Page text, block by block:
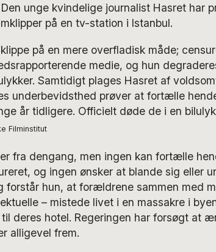
Den unge kvindelige journalist Hasret har
på en tv-station i Istanbul.
på en mere overfladisk måde;
medie, og hun
Samtidigt plages Hasret af
underbevidsthed prøver at fortælle
år tidligere. Officielt døde de i en
Filminstitut
fra dengang, men ingen kan fortælle
og ingen ønsker at blande sig eller
forstår hun, at forældrene sammen med
– mistede livet i en massakre i
deres hotel. Regeringen har forsøgt at
alligevel frem.